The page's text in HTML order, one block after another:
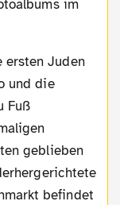
im
und die
Fuß
geblieben
befindet